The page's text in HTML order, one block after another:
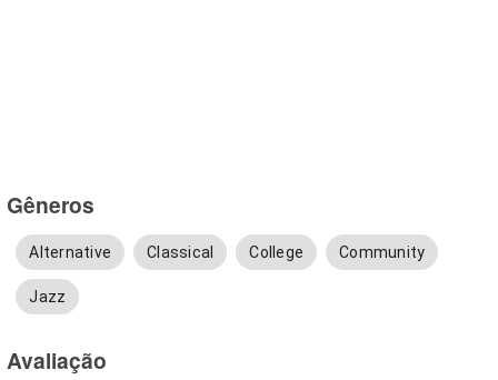
Gêneros
Alternative Classical College Community
Jazz
Avaliação